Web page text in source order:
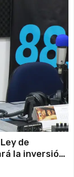
de
la inversión